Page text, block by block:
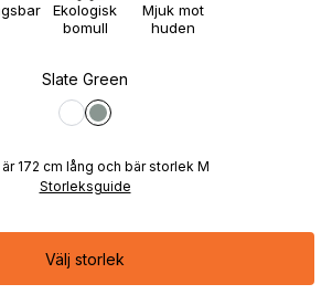
Ekologisk
bomull
Mjuk mot
huden
Slate Green
172 cm lång och bär storlek M
Storleksguide
Välj storlek